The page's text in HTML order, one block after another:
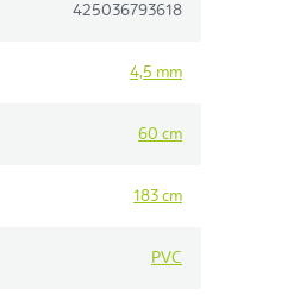
425036793618
4,5 mm
60 cm
183 cm
PVC